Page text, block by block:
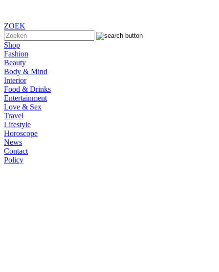
ZOEK
Shop
Fashion
Beauty
Body & Mind
Interior
Food & Drinks
Entertainment
Love & Sex
Travel
Lifestyle
Horoscope
News
Contact
Policy